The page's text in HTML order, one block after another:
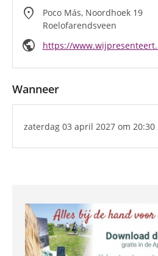
location_on
Poco Más, Noordhoek 19
Roelofarendsveen
public https://
Wanneer
zaterdag 03 april 2027 om